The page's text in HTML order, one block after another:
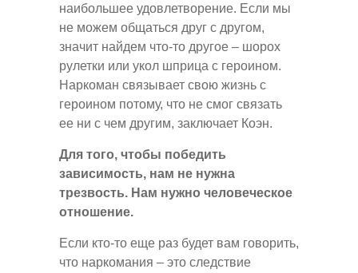
наибольшее удовлетворение. Если мы
не можем общаться друг с другом,
значит найдем что-то другое – шорох
рулетки или укол шприца с героином.
Наркоман связывает свою жизнь с
героином потому, что не смог связать
ее ни с чем другим, заключает Коэн.
Для того, чтобы победить
зависимость, нам не нужна
трезвость. Нам нужно человеческое
отношение.
Если кто-то еще раз будет вам говорить,
что наркомания – это следствие